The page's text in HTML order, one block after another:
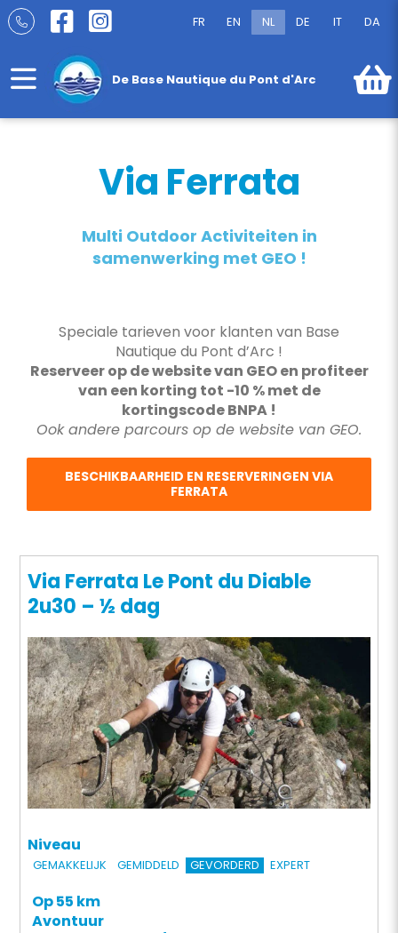
Ga
naar
FR EN NL DE IT DA
De Base Nautique du Pont d'Arc
Via Ferrata
Via Ferrata
Multi Outdoor Activiteiten in
samenwerking met GEO !
Speciale tarieven voor klanten van Base
Nautique du Pont d’Arc !
Reserveer op de website van GEO en profiteer
van een korting tot -10 % met de
kortingscode BNPA !
Ook andere parcours op de website van GEO.
BESCHIKBAARHEID EN RESERVERINGEN VIA
FERRATA
Via Ferrata Le Pont du Diable
2u30 – ½ dag
Niveau
GEMAKKELIJK GEMIDDELD GEVORDERD EXPERT
Op 55 km
Avontuur